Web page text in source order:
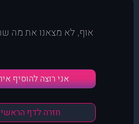
אוף, לא מצאנו את מה
אני רוצה להוסיף
חזרה לדף הראשי